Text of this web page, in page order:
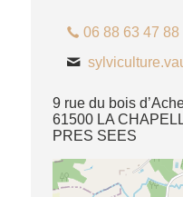
06 88 63 47 88
9 rue du bois
61500 LA
PRES SEES